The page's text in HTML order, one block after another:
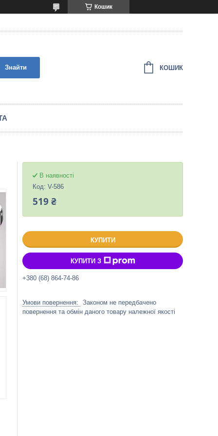
Кошик
Знайти КОШИК
В наявності
Код: V-586
519 ₴
КУПИТИ
КУПИТИ З
+380 (68) 864-74-86
Законом не передбачено
повернення та обмін даного товару належної якості